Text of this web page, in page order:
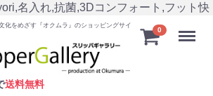
名入れ,抗菌,3Dコンフォート,フット快
化をめざす『オクムラ』のショッピングサイ
送料無料
0 Menu